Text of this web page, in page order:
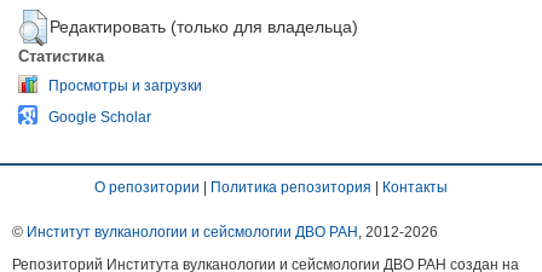
Редактировать (только для владельца)
Статистика
Просмотры и загрузки
Google Scholar
О репозитории | Политика репозитория | Контакты
© Институт вулканологии и сейсмологии ДВО РАН , 2012-2026
Репозиторий Института вулканологии и сейсмологии ДВО РАН создан на